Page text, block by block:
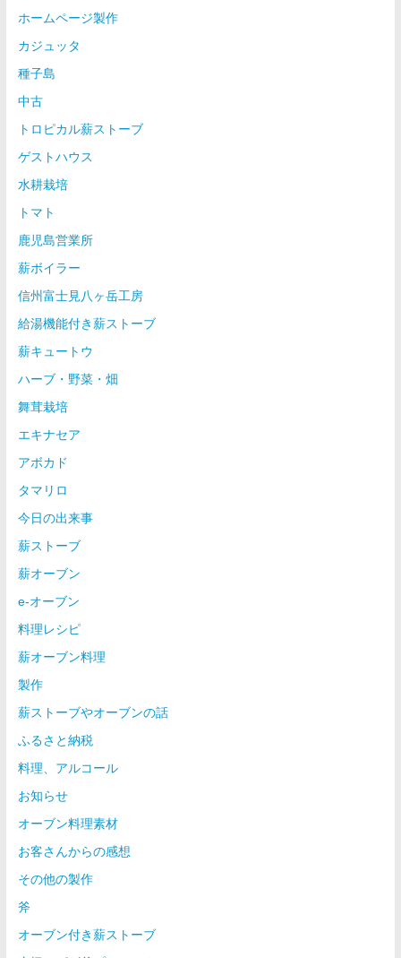
ホームページ製作
カジュッタ
種子島
中古
トロピカル薪ストーブ
ゲストハウス
水耕栽培
トマト
鹿児島営業所
薪ボイラー
信州富士見八ヶ岳工房
給湯機能付き薪ストーブ
薪キュートウ
ハーブ・野菜・畑
舞茸栽培
エキナセア
アボカド
タマリロ
今日の出来事
薪ストーブ
薪オーブン
e-オーブン
料理レシピ
薪オーブン料理
製作
薪ストーブやオーブンの話
ふるさと納税
料理、アルコール
お知らせ
オーブン料理素材
お客さんからの感想
その他の製作
斧
オーブン付き薪ストーブ